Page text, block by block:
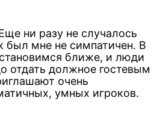
ни разу не случалось
был мне не симпатичен. В
ближе, и люди
отдать должное гостевым
очень
умных игроков.